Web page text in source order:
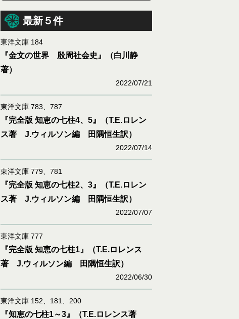
最新５件
東洋文庫 184
『金文の世界 殷周社会史』（白川静
著）
2022/07/21
東洋文庫 783、787
『完全版 知恵の七柱4、5』（T.E.ロレン
ス著 J.ウィルソン編 田隅恒生訳）
2022/07/14
東洋文庫 779、781
『完全版 知恵の七柱2、3』（T.E.ロレン
ス著 J.ウィルソン編 田隅恒生訳）
2022/07/07
東洋文庫 777
『完全版 知恵の七柱1』（T.E.ロレンス
著 J.ウィルソン編 田隅恒生訳）
2022/06/30
東洋文庫 152、181、200
『知恵の七柱1～3』（T.E.ロレンス著